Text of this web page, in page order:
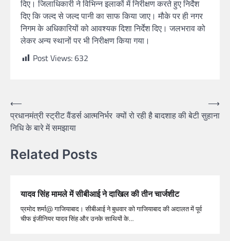
दिए। जिलाधिकारी ने विभिन्न इलाकों में निरीक्षण करते हुए निर्देश
दिए कि जल्द से जल्द पानी का साफ किया जाए। मौके पर ही नगर
निगम के अधिकारियों को आवश्यक दिशा निर्देश दिए। जलभराव को
लेकर अन्य स्थानों पर भी निरीक्षण किया गया।
Post Views:632
⟵
प्रधानमंत्री स्ट्रीट वैंडर्स आत्मनिर्भर
निधि के बारे में समझाया
क्यों रो रही है बादशाह की बेटी सुहाना
⟶
Related Posts
यादव सिंह मामले में सीबीआई ने दाखिल की तीन चार्जशीट
प्रमोद शर्मा@ गाजियाबाद। सीबीआई ने बुधवार को गाजियाबाद की अदालत में पूर्व
चीफ इंजीनियर यादव सिंह और उनके साथियों के…